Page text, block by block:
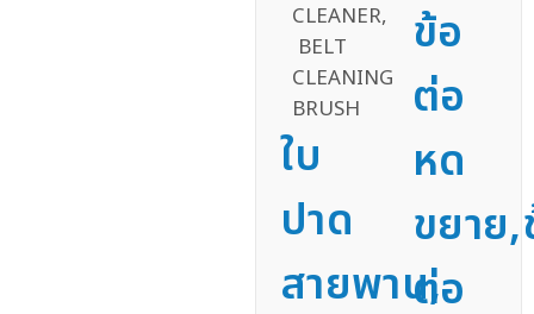
ใบ
ปาด
สายพาน,
ข้อ
ต่อ
หด
ขยาย
ต่อ